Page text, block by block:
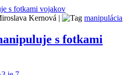
Kernová | manipulácia
s fotkami